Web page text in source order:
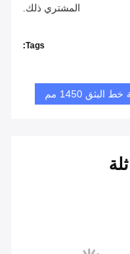
المشتري ذلك.
Tags:
خط البثق 1450 مم